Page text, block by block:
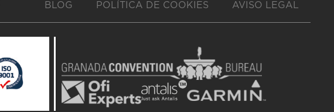
BLOG POLÍTICA DE COOKIES AVISO LEGAL